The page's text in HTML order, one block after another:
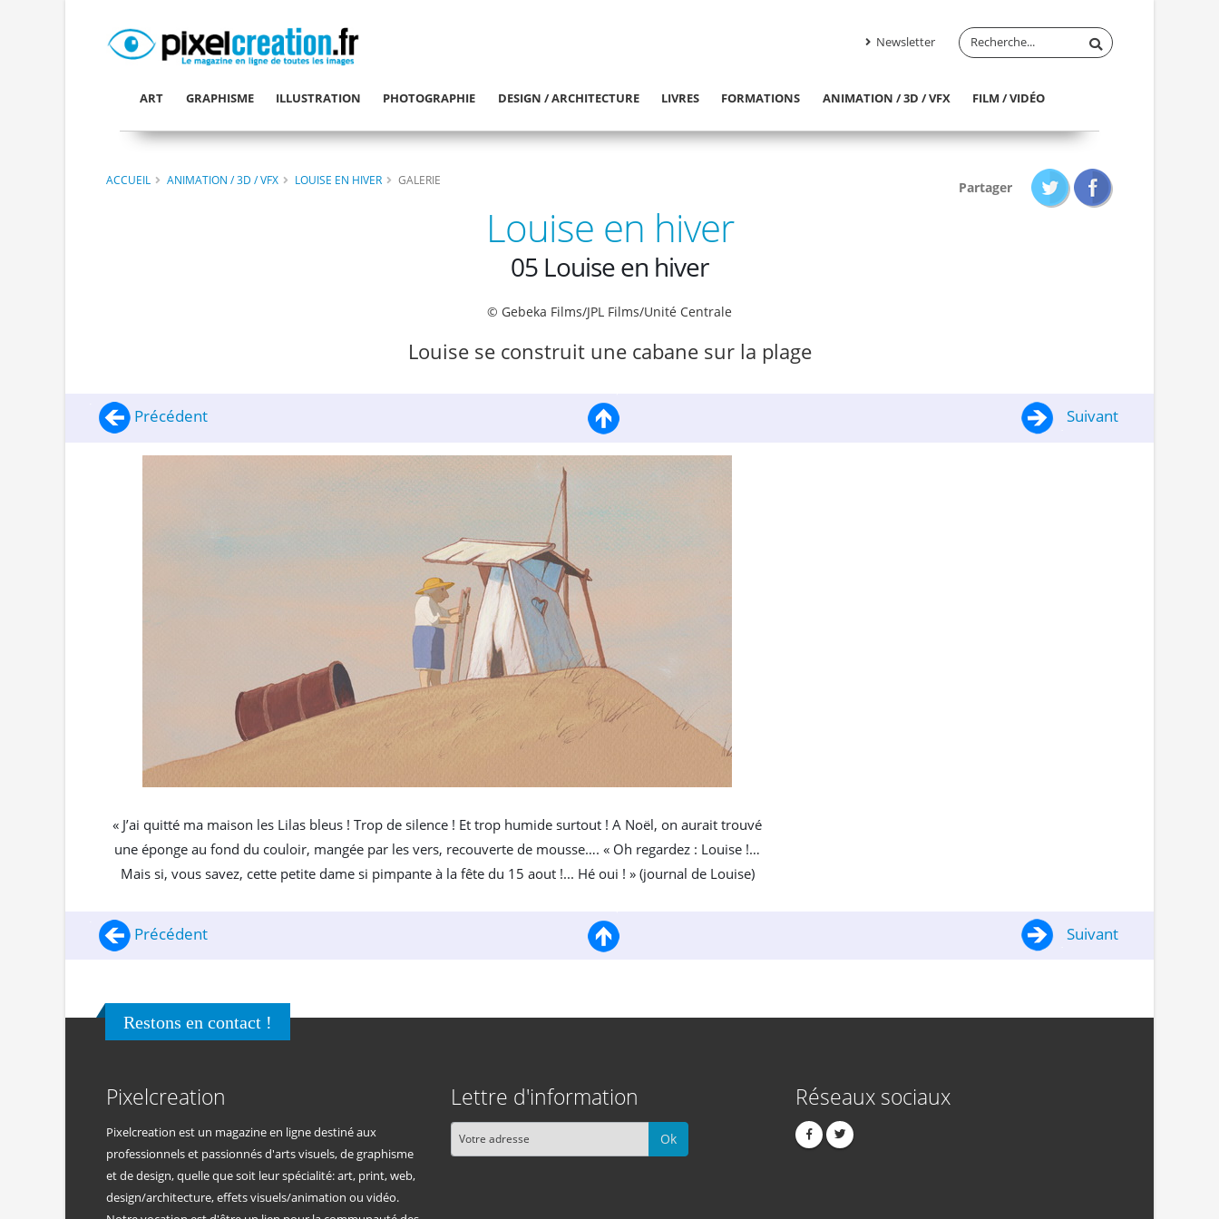
Newsletter
ART GRAPHISME ILLUSTRATION PHOTOGRAPHIE DESIGN / ARCHITECTURE LIVRES FORMATIONS ANIMATION / 3D / VFX FILM / VIDÉO
ACCUEIL ANIMATION / 3D / VFX LOUISE EN HIVER GALERIE Partager
Louise en hiver
05 Louise en hiver
© Gebeka Films/JPL Films/Unité Centrale
Louise se construit une cabane sur la plage
Précédent Suivant
« J’ai quitté ma maison les Lilas bleus ! Trop de silence ! Et trop humide surtout ! A Noël, on aurait trouvé
une éponge au fond du couloir, mangée par les vers, recouverte de mousse…. « Oh regardez : Louise !…
Mais si, vous savez, cette petite dame si pimpante à la fête du 15 aout !... Hé oui ! » (journal de Louise)
Précédent Suivant
Restons en contact !
Pixelcreation
Pixelcreation est un magazine en ligne destiné aux
professionnels et passionnés d'arts visuels, de graphisme
et de design, quelle que soit leur spécialité: art, print, web,
design/architecture, effets visuels/animation ou vidéo.
Lettre d'information
Ok
Réseaux sociaux